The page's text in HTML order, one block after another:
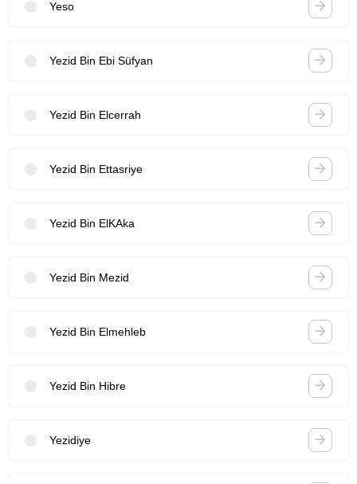
Yeso
Yezid Bin Ebi Süfyan
Yezid Bin Elcerrah
Yezid Bin Ettasriye
Yezid Bin ElKAka
Yezid Bin Mezid
Yezid Bin Elmehleb
Yezid Bin Hibre
Yezidiye